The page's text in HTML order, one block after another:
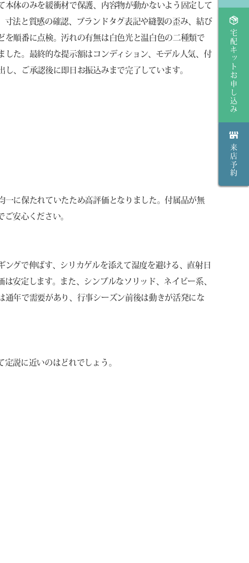
体のみを緩衝材で保護、内容物が動かないよう固定して
法と質感の確認、ブランドタグ表記や縫製の歪み、結び
を順番に点検。汚れの有無は白色光と温白色の二種類で
た。最終的な提示額はコンディション、モデル人気、付
、ご承認後に即日お振込みまで完了しています。
に保たれていたため高評価となりました。付属品が無
安心ください。
グで伸ばす、シリカゲルを添えて湿度を避ける、直射日
安定します。また、シンプルなソリッド、ネイビー系、
年で需要があり、行事シーズン前後は動きが活発にな
説に近いのはどれでしょう。
宅配キットお申し込み
来店予約